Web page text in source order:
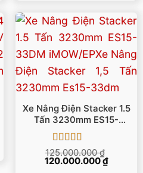
Xe Nâng Điện Stacker 1.5
Tấn 3230mm ES15-
33DM IMOW/EP
Được xếp
hạng55 sao
125.000.000₫
Giá
120.000.000₫Giá
hiện